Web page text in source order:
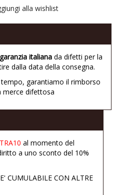
alla wishlist
garanzia italiana da difetti per la
dalla data della consegna.
garantiamo il rimborso
merce difettosa
al momento del
a uno sconto del 10%
CUMULABILE CON ALTRE